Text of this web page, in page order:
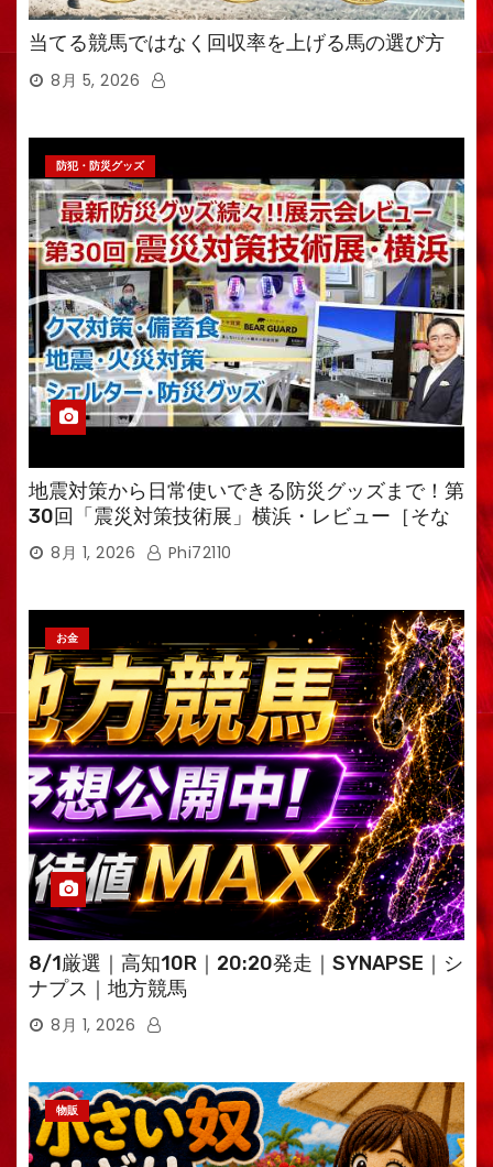
当てる競馬ではなく回収率を上げる馬の選び方
8月 5, 2026
防犯・防災グッズ
地震対策から日常使いできる防災グッズまで！第
30回「震災対策技術展」横浜・レビュー［そな
えるTV・高荷智也］
8月 1, 2026 Phi72110
お金
8/1厳選｜高知10R｜20:20発走｜SYNAPSE｜シ
ナプス｜地方競馬
8月 1, 2026
物販